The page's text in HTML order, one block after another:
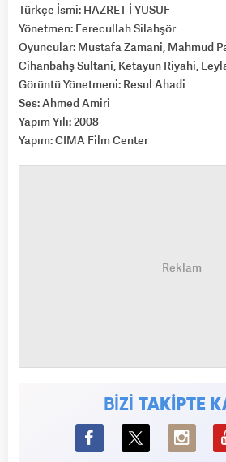
Türkçe İsmi: HAZRET-İ YUSUF
Yönetmen: Ferecullah Silahşör
Oyuncular: Mustafa Zamani, Mahmud
Cihanbahş Sultani, Ketayun Riyahi,
Görüntü Yönetmeni: Resul Ahadi
Ses: Ahmed Amiri
Yapım Yılı: 2008
Yapım: CIMA Film Center
BİZİ TAKİPTE